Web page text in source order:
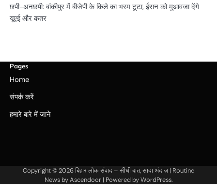
छपी-अनछपी: बांकीपुर में बीजेपी के किले का भरम टूटा, ईरान को मुआवजा देंगे
यूएई और कतर
Pages
Home
संपर्क करें
हमारे बारे में जाने
Copyright © 2026बिहार लोक संवाद – सीधी बात, सादा अंदाज़| Routine
News byAscendoor| Powered byWordPress.